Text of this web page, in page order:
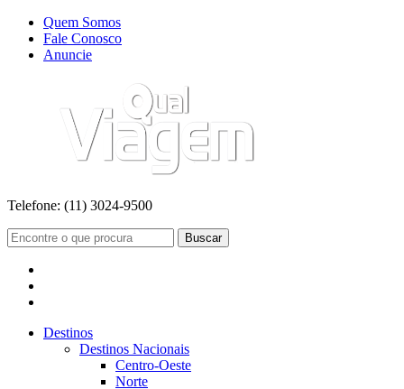
Quem Somos
Fale Conosco
Anuncie
Telefone: (11) 3024-9500
Buscar
Destinos
Destinos Nacionais
Centro-Oeste
Norte